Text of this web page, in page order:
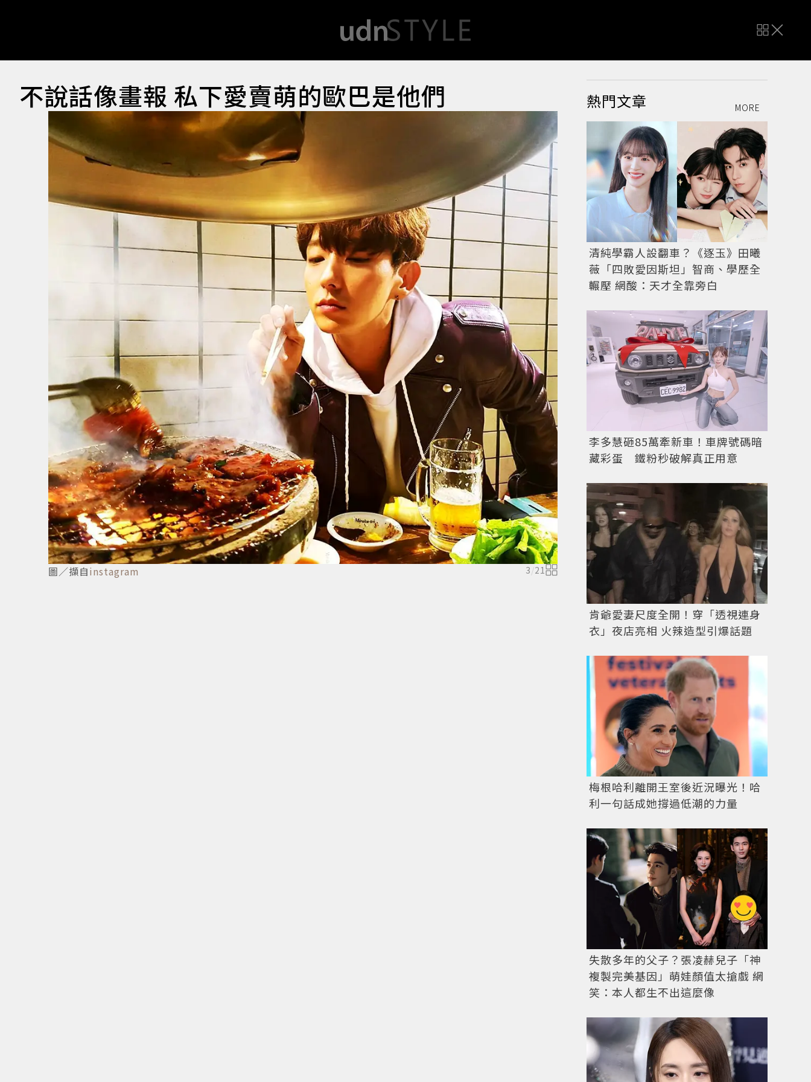
不說話像畫報 私下愛賣萌的歐巴是他們
圖／擷自instagram 3 /21
圖／擷自 instagram
熱門文章 MORE
清純學霸人設翻車？《逐玉》田曦
薇「四敗愛因斯坦」智商、學歷全
輾壓 網酸：天才全靠旁白
李多慧砸85萬牽新車！車牌號碼暗
藏彩蛋 鐵粉秒破解真正用意
肯爺愛妻尺度全開！穿「透視連身
衣」夜店亮相 火辣造型引爆話題
梅根哈利離開王室後近況曝光！哈
利一句話成她撐過低潮的力量
失散多年的父子？張凌赫兒子「神
複製完美基因」萌娃顏值太搶戲 網
笑：本人都生不出這麼像